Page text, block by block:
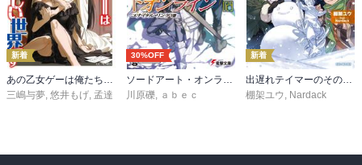
新着
あの乙女ゲーは俺たちに厳しい世界です 6
三嶋与夢, 悠井もげ, 孟達
30%OFF
ソードアート・オンライン29 ユナイタル・リングVIII
川原礫, ａｂｅｃ
新着
出遅れテイマーのその日暮らし 16
棚架ユウ, Nardack